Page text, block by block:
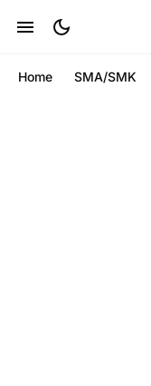
Home SMA/SMK